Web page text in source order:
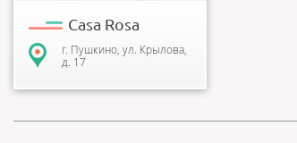
Casa Rosa
г. Пушкино, ул. Крылова,
д. 17